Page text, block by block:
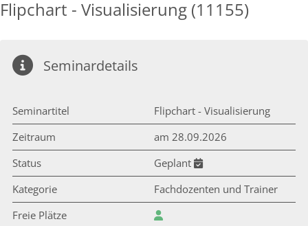
Flipchart - Visualisierung (11155)
Seminardetails
Seminartitel
Flipchart - Visualisierung
Zeitraum
am 28.09.2026
Status
Geplant
Kategorie
Fachdozenten und Trainer
Freie Plätze